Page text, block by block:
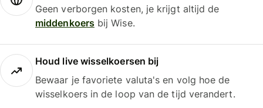
Geen verborgen kosten, je krijgt altijd de
middenkoersbij Wise.
Houd live wisselkoersen bij
Bewaar je favoriete valuta's en volg hoe de
wisselkoers in de loop van de tijd verandert.